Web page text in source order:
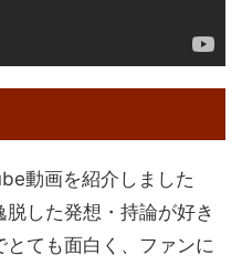
動画を紹介しました
した発想・持論が好き
ても面白く、ファンに